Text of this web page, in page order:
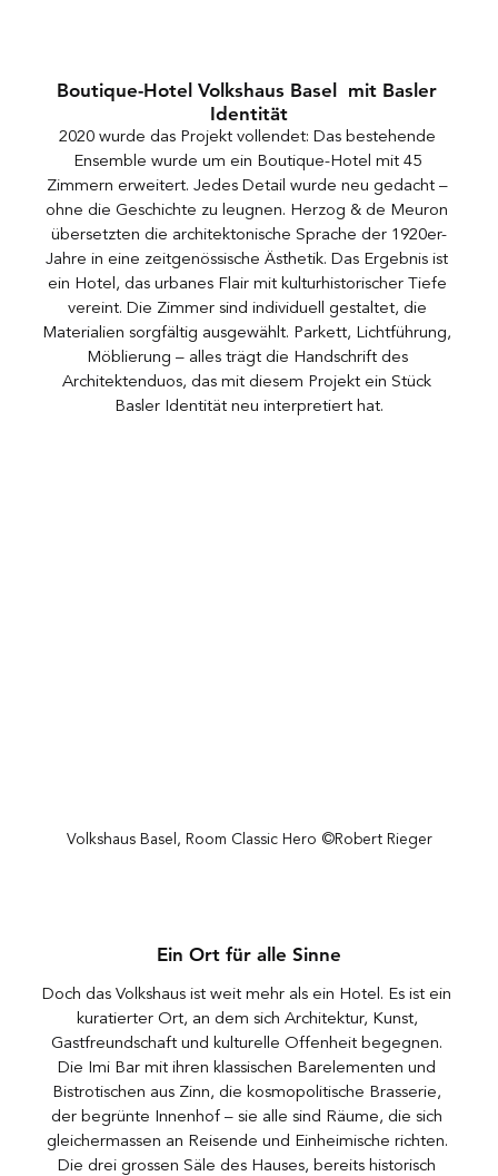
Boutique-Hotel Volkshaus Basel  mit Basler
Identität
2020 wurde das Projekt vollendet: Das bestehende
Ensemble wurde um ein Boutique-Hotel mit 45
Zimmern erweitert. Jedes Detail wurde neu gedacht –
ohne die Geschichte zu leugnen. Herzog & de Meuron
übersetzten die architektonische Sprache der 1920er-
Jahre in eine zeitgenössische Ästhetik. Das Ergebnis ist
ein Hotel, das urbanes Flair mit kulturhistorischer Tiefe
vereint. Die Zimmer sind individuell gestaltet, die
Materialien sorgfältig ausgewählt. Parkett, Lichtführung,
Möblierung – alles trägt die Handschrift des
Architektenduos, das mit diesem Projekt ein Stück
Basler Identität neu interpretiert hat.
Volkshaus Basel, Room Classic Hero ©Robert Rieger
Ein Ort für alle Sinne
Doch das Volkshaus ist weit mehr als ein Hotel. Es ist ein
kuratierter Ort, an dem sich Architektur, Kunst,
Gastfreundschaft und kulturelle Offenheit begegnen.
Die Imi Bar mit ihren klassischen Barelementen und
Bistrotischen aus Zinn, die kosmopolitische Brasserie,
der begrünte Innenhof – sie alle sind Räume, die sich
gleichermassen an Reisende und Einheimische richten.
Die drei grossen Säle des Hauses, bereits historisch